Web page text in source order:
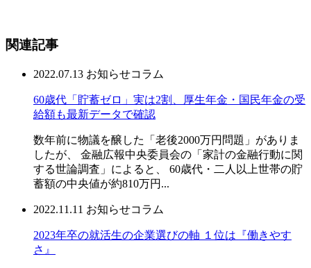
関連記事
2022.07.13 お知らせコラム
60歳代「貯蓄ゼロ」実は2割、厚生年金・国民年金の受
給額も最新データで確認
数年前に物議を醸した「老後2000万円問題」がありま
したが、 金融広報中央委員会の「家計の金融行動に関
する世論調査」によると、 60歳代・二人以上世帯の貯
蓄額の中央値が約810万円...
2022.11.11 お知らせコラム
2023年卒の就活生の企業選びの軸 １位は『働きやす
さ』